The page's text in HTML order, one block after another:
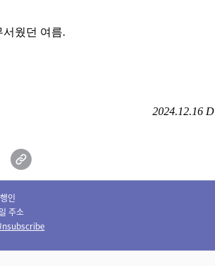
서웠던 여름.
2024.12.16 D
인
주소